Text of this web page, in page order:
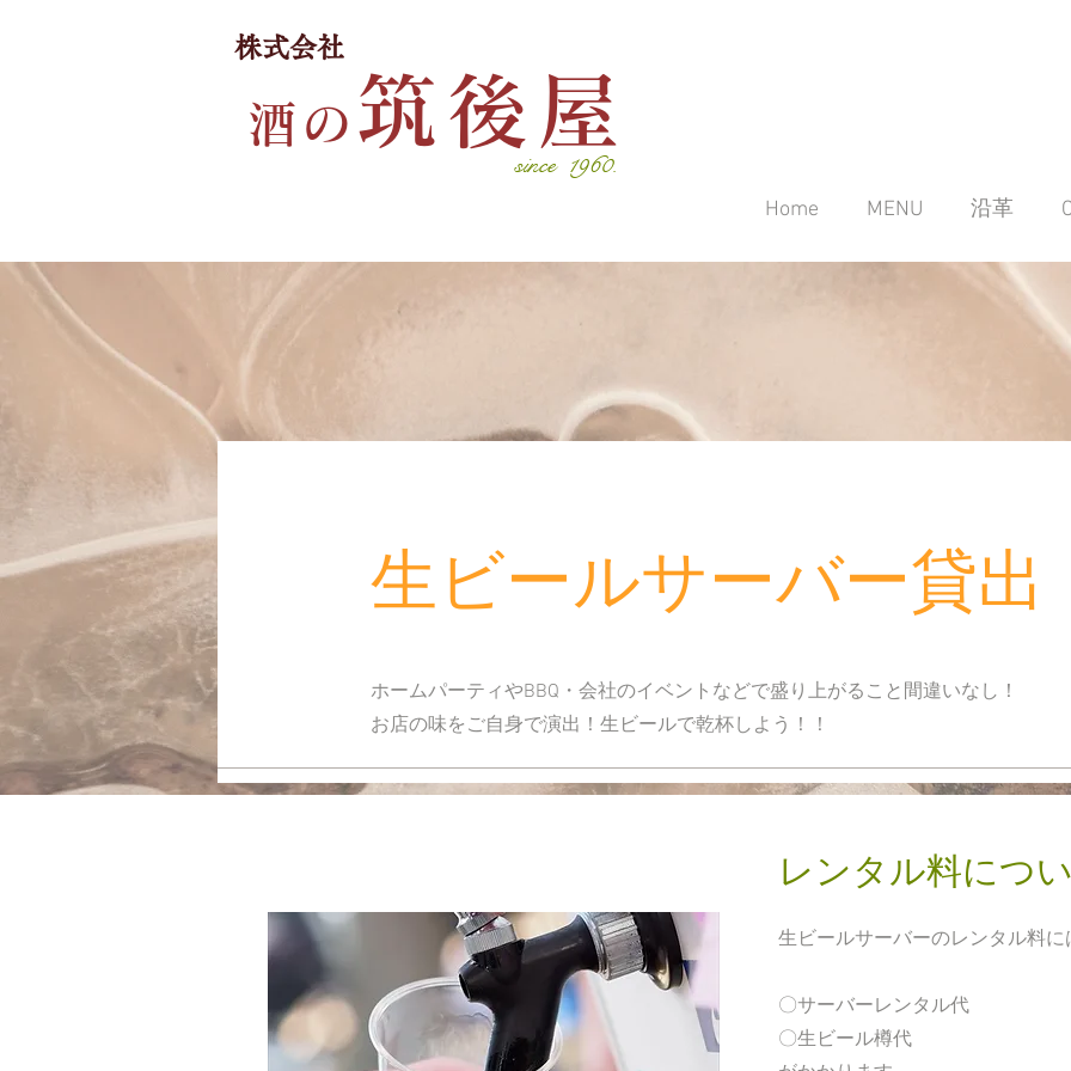
​株式会社
since 1960.
酒 の 筑後屋
Home MENU 沿革
​生ビールサーバー貸出
ホームパーティやBBQ・会社のイベントなどで盛り上がること間違いなし！
​お店の味をご自身で演出！生ビールで乾杯しよう！！
レンタル料につ
生ビールサーバーのレンタル料に
〇サーバーレンタル代
〇生ビール樽代